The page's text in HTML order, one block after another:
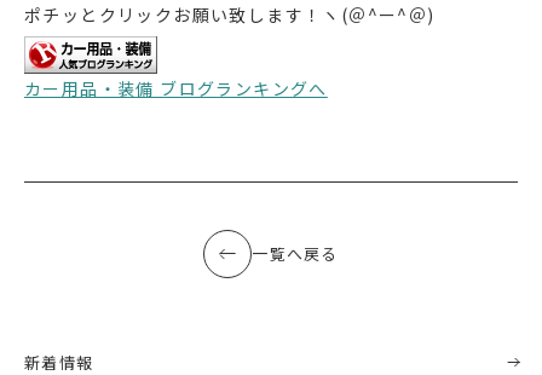
ポチッとクリックお願い致します！ヽ(＠^ー^＠)
カー用品・装備 ブログランキングへ
一覧へ戻る
新着情報